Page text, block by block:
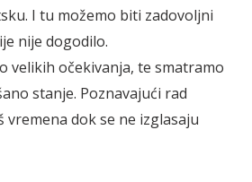
I tu možemo biti zadovoljni
nije dogodilo.
velikih očekivanja, te smatramo
stanje. Poznavajući rad
vremena dok se ne izglasaju